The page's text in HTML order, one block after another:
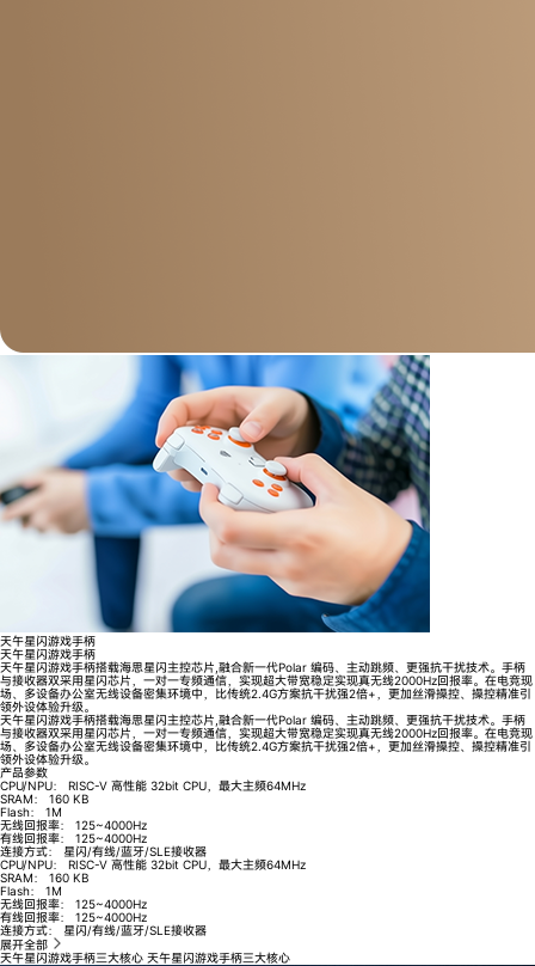
天午星闪游戏手柄
天午星闪游戏手柄
天午星闪游戏手柄搭载海思星闪主控芯片,融合新一代Polar 编码、主动跳频、更强抗干扰技术。手柄
与接收器双采用星闪芯片，一对一专频通信，实现超大带宽稳定实现真无线2000Hz回报率。在电竞现
场、多设备办公室无线设备密集环境中，比传统2.4G方案抗干扰强2倍+，更加丝滑操控、操控精准引
领外设体验升级。
天午星闪游戏手柄搭载海思星闪主控芯片,融合新一代Polar 编码、主动跳频、更强抗干扰技术。手柄
与接收器双采用星闪芯片，一对一专频通信，实现超大带宽稳定实现真无线2000Hz回报率。在电竞现
场、多设备办公室无线设备密集环境中，比传统2.4G方案抗干扰强2倍+，更加丝滑操控、操控精准引
领外设体验升级。
产品参数
CPU/NPU：
RISC-V 高性能 32bit CPU，最大主频64MHz
SRAM：
160 KB
Flash：
1M
无线回报率：
125~4000Hz
有线回报率：
125~4000Hz
连接方式：
星闪/有线/蓝牙/SLE接收器
CPU/NPU：
RISC-V 高性能 32bit CPU，最大主频64MHz
SRAM：
160 KB
Flash：
1M
无线回报率：
125~4000Hz
有线回报率：
125~4000Hz
连接方式：
星闪/有线/蓝牙/SLE接收器
展开全部
天午星闪游戏手柄三大核心 天午星闪游戏手柄三大核心